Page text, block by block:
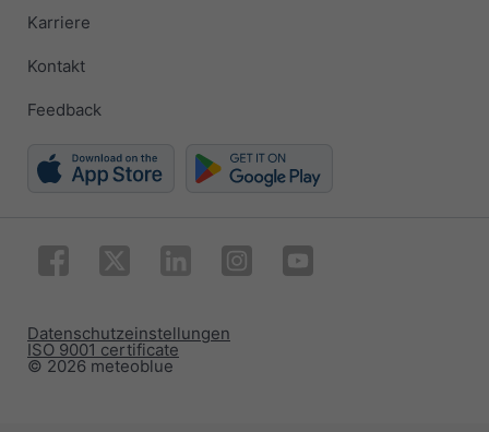
Karriere
Kontakt
Feedback
© 2026 meteoblue
ISO 9001 certificate
Datenschutzeinstellungen